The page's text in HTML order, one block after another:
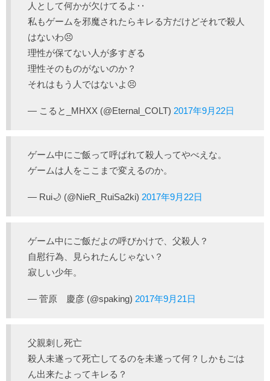
人として何かが欠けてるよ‥
私もゲームを邪魔されたらキレる方だけどそれで殺人
はないわ😣
理性が保てない人が多すぎる
理性そのものがないのか？
それはもう人ではないよ😣
— こると_MHXX (@Eternal_COLT) 2017年9月22日
ゲーム中にご飯って呼ばれて殺人ってやべえな。
ゲームは人をここまで変えるのか。
— Rui🌙 (@NieR_RuiSa2ki) 2017年9月22日
ゲーム中にご飯だよの呼びかけで、父殺人？
自慰行為、見られたんじゃない？
寂しい少年。
— 菅原 慶彦 (@spaking) 2017年9月21日
父親刺し死亡
殺人未遂って死亡してるのを未遂って何？しかもごは
ん出来たよってキレる？